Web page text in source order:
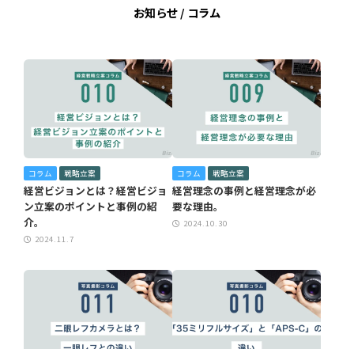
お知らせ / コラム
コラム 戦略立案
経営ビジョンとは？経営ビジョ
ン立案のポイントと事例の紹
介。
2024.11.7
コラム 戦略立案
経営理念の事例と経営理念が必
要な理由。
2024.10.30